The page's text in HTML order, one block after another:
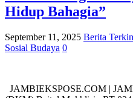
Hidup Bahagia”
September 11, 2025 Berita
Sosial Budaya 0
JAMBIEKSPOSE.COM |